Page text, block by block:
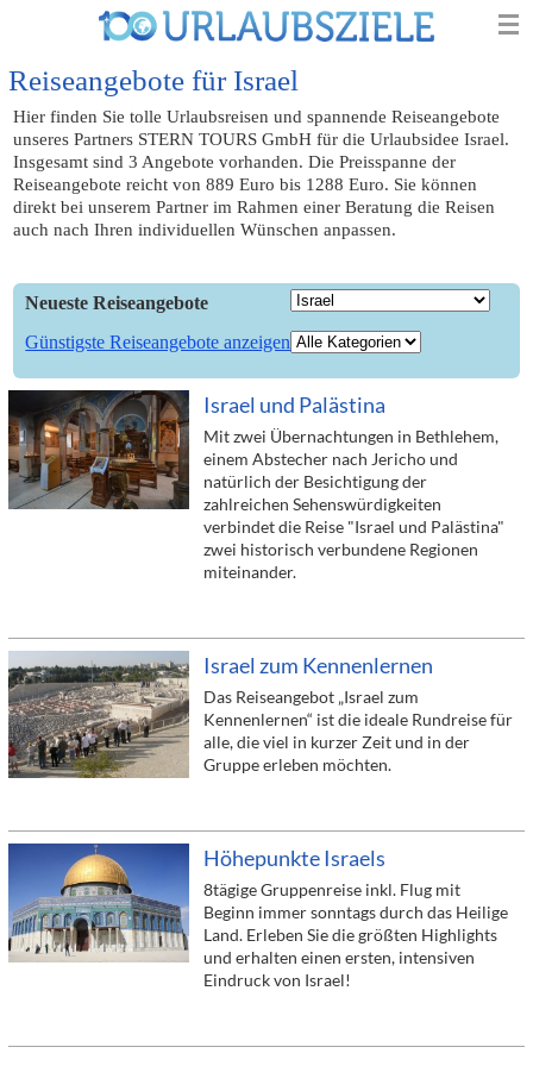
Reiseangebote für Israel
Hier finden Sie tolle Urlaubsreisen und spannende Reiseangebote
unseres Partners STERN TOURS GmbH für die Urlaubsidee Israel.
Insgesamt sind 3 Angebote vorhanden. Die Preisspanne der
Reiseangebote reicht von 889 Euro bis 1288 Euro. Sie können
direkt bei unserem Partner im Rahmen einer Beratung die Reisen
auch nach Ihren individuellen Wünschen anpassen.
Neueste Reiseangebote
Günstigste Reiseangebote anzeigen
Israel und Palästina
Mit zwei Übernachtungen in Bethlehem,
einem Abstecher nach Jericho und
natürlich der Besichtigung der
zahlreichen Sehenswürdigkeiten
verbindet die Reise "Israel und Palästina"
zwei historisch verbundene Regionen
miteinander.
Israel zum Kennenlernen
Das Reiseangebot „Israel zum
Kennenlernen“ ist die ideale Rundreise für
alle, die viel in kurzer Zeit und in der
Gruppe erleben möchten.
Höhepunkte Israels
8tägige Gruppenreise inkl. Flug mit
Beginn immer sonntags durch das Heilige
Land. Erleben Sie die größten Highlights
und erhalten einen ersten, intensiven
Eindruck von Israel!